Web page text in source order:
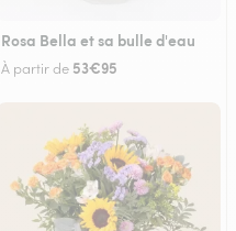
Rosa Bella et sa bulle d'eau
À partir de 53€95